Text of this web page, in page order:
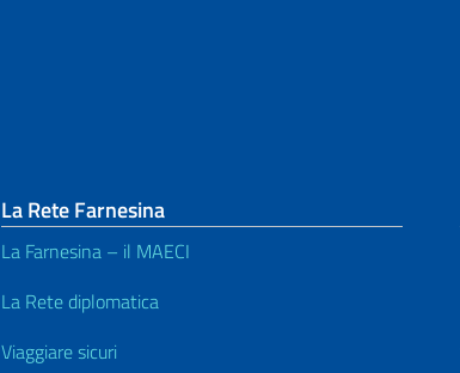
La Rete Farnesina
La Farnesina – il MAECI
La Rete diplomatica
Viaggiare sicuri